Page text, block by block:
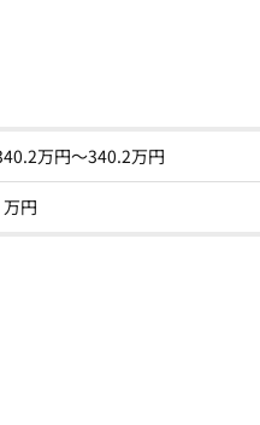
万円～340.2万円
円